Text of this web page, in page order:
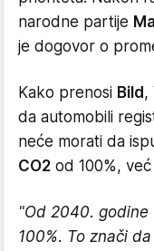
narodne partije
je dogovor o
Kako prenosi Bild ,
da automobili
neće morati da
CO2 od 100%, već
"Od 2040. godine
100%. To znači